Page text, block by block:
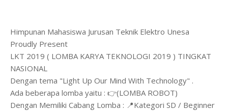
Himpunan Mahasiswa Jurusan Teknik Elektro Unesa
Proudly Present
LKT 2019 ( LOMBA KARYA TEKNOLOGI 2019 ) TINGKAT
NASIONAL
Dengan tema "Light Up Our Mind With Technology" .
Ada beberapa lomba yaitu : 👉(LOMBA ROBOT)
Dengan Memiliki Cabang Lomba : 📍Kategori SD / Beginner